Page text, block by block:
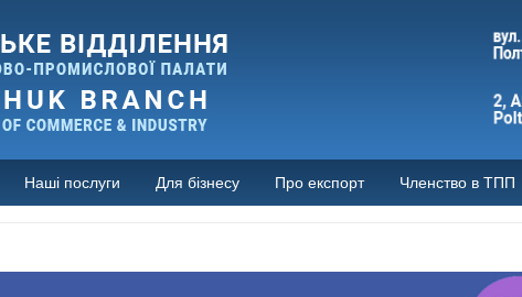
Наші послуги Для бізнесу Про експорт Членство в ТПП